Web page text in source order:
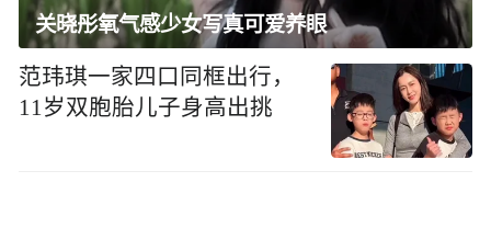
关晓彤氧气感少女写真可爱养眼
范玮琪一家四口同框出行，
11岁双胞胎儿子身高出挑